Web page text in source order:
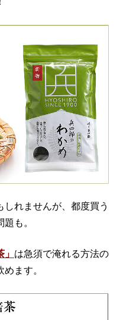
れませんが、都度買う
も。
は急須で淹れる方法の
ます。